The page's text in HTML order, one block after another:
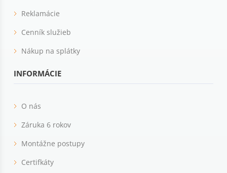
Reklamácie
Cenník služieb
Nákup na splátky
INFORMÁCIE
O nás
Záruka 6 rokov
Montážne postupy
Certifkáty